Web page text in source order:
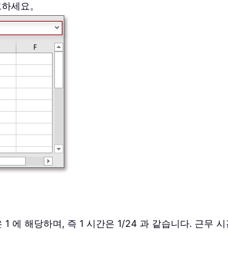
세요。
에 해당하며, 즉 1 시간은 1/24 과 같습니다. 근무